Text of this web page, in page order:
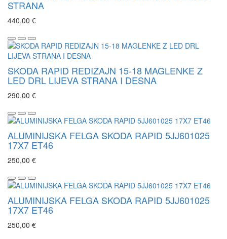
STRANA
440,00 €
SKODA RAPID REDIZAJN 15-18 MAGLENKE Z
LED DRL LIJEVA STRANA I DESNA
290,00 €
ALUMINIJSKA FELGA SKODA RAPID 5JJ601025
17X7 ET46
250,00 €
ALUMINIJSKA FELGA SKODA RAPID 5JJ601025
17X7 ET46
250,00 €